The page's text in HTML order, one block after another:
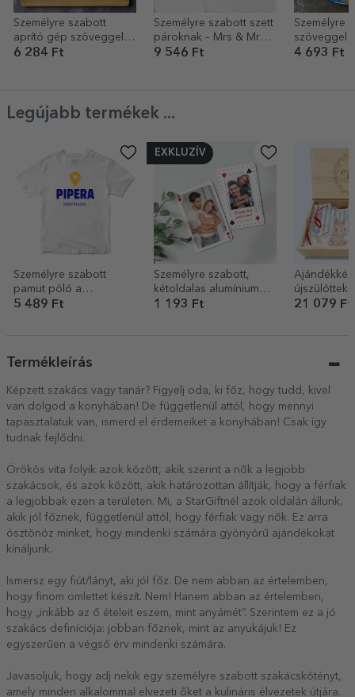
Személyre szabott
aprító gép szöveggel -
MasterChef a
6 284 Ft
Személyre szabott szett
pároknak – Mrs & Mr
Right
9 546 Ft
Személyre
szöveggel -
4 693 Ft
Legújabb termékek ...
Személyre szabott
pamut póló a
környéked nevével
5 489 Ft
EXKLUZÍV
Személyre szabott,
kétoldalas alumínium
kártya fotókkal és
1 193 Ft 21 079 Ft
Termékleírás
Képzett szakács vagy tanár? Figyelj oda, ki főz, hogy tudd, kivel
van dolgod a konyhában! De függetlenül attól, hogy mennyi
tapasztalatuk van, ismerd el érdemeiket a konyhában! Csak így
tudnak fejlődni.
Örökös vita folyik azok között, akik szerint a nők a legjobb
szakácsok, és azok között, akik határozottan állítják, hogy a férfiak
a legjobbak ezen a területen. Mi, a StarGiftnél azok oldalán állunk,
akik jól főznek, függetlenül attól, hogy férfiak vagy nők. Ez arra
ösztönöz minket, hogy mindenki számára gyönyörű ajándékokat
kínáljunk.
Ismersz egy fiút/lányt, aki jól főz. De nem abban az értelemben,
hogy finom omlettet készít. Nem! Hanem abban az értelemben,
hogy „inkább az ő ételeit eszem, mint anyámét”. Szerintem ez a jó
szakács definíciója: jobban főznek, mint az anyukájuk! Ez
egyszerűen a végső érv mindenki számára.
Javasoljuk, hogy adj nekik egy személyre szabott szakácskötényt,
amely minden alkalommal elvezeti őket a kulináris élvezetek útjára.